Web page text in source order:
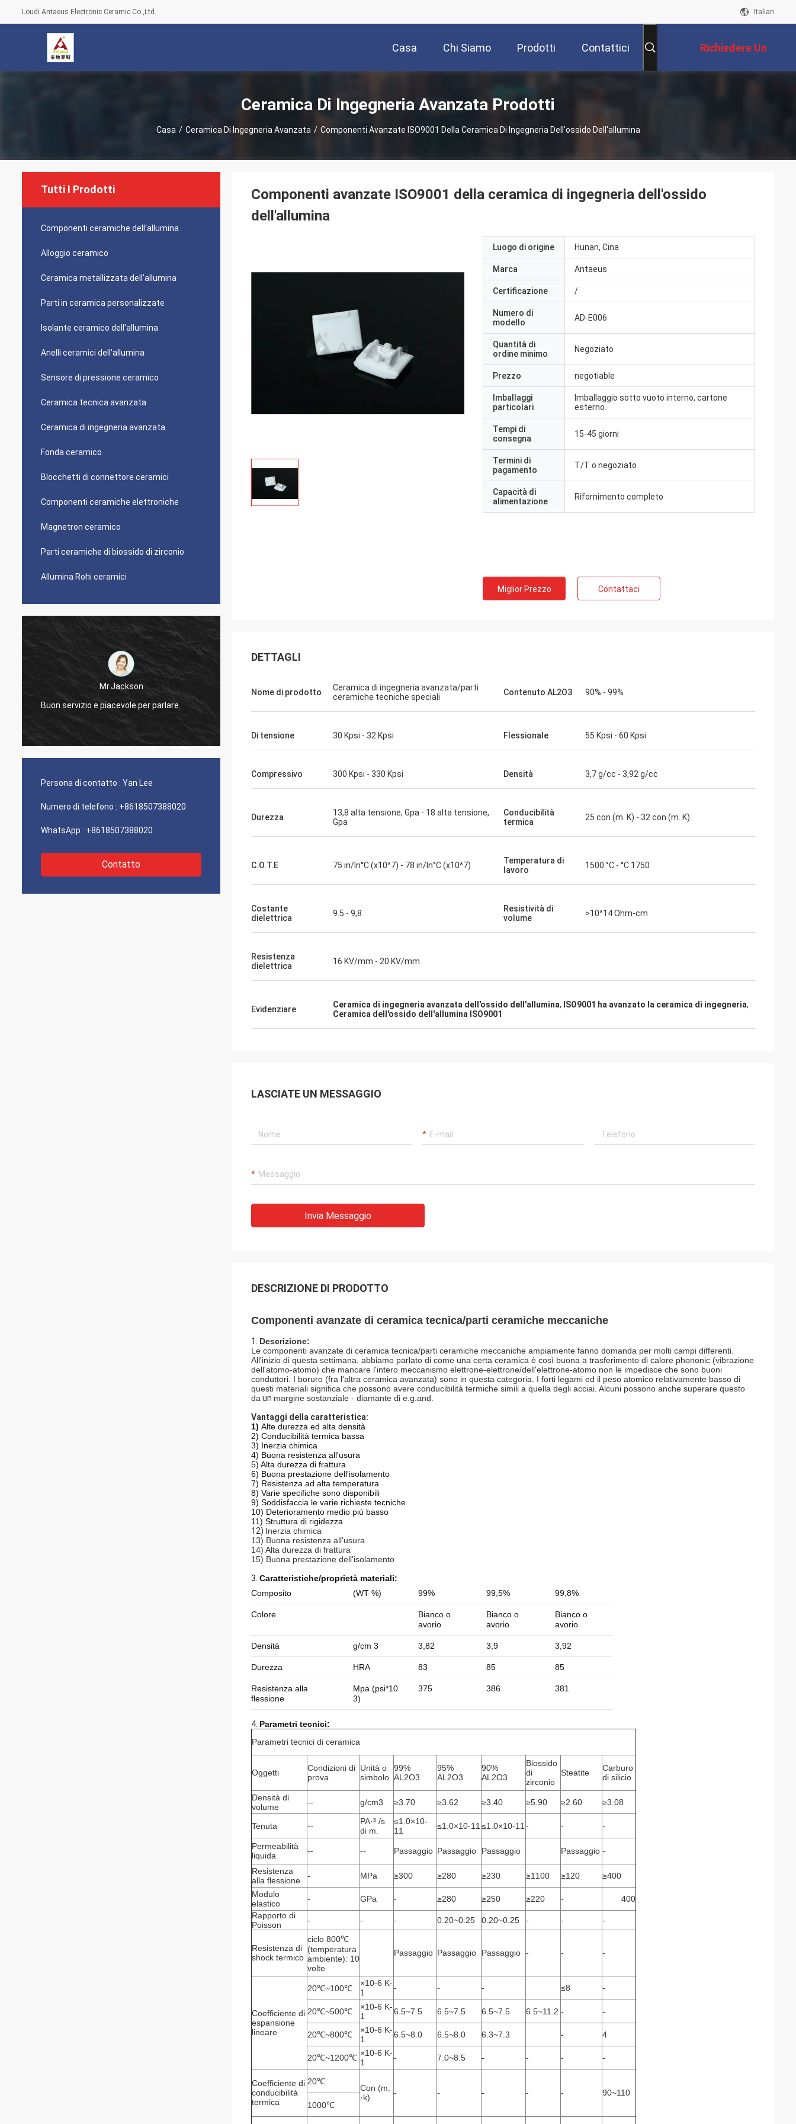
Loudi Antaeus Electronic Ceramic Co.,Ltd. Italian
Casa Chi Siamo Prodotti Contattici Richiedere Un
Preventivo
Ceramica Di Ingegneria Avanzata Prodotti
Casa / Ceramica Di Ingegneria Avanzata / Componenti Avanzate ISO9001 Della Ceramica Di Ingegneria Dell'ossido Dell'allumina
Tutti I Prodotti
Componenti ceramiche dell'allumina
Alloggio ceramico
Ceramica metallizzata dell'allumina
Parti in ceramica personalizzate
Isolante ceramico dell'allumina
Anelli ceramici dell'allumina
Sensore di pressione ceramico
Ceramica tecnica avanzata
Ceramica di ingegneria avanzata
Fonda ceramico
Blocchetti di connettore ceramici
Componenti ceramiche elettroniche
Magnetron ceramico
Parti ceramiche di biossido di zirconio
Allumina Rohi ceramici
Mr.Jackson
Buon servizio e piacevole per parlare.
Mr.Farn
Persona di contatto : Yan Lee
Numero di telefono : +8618507388020
WhatsApp : +8618507388020
Contatto
Componenti avanzate ISO9001 della ceramica di ingegneria dell'ossido
dell'allumina
Luogo di origine Hunan, Cina
Marca Antaeus
Certificazione /
Numero di
modello
AD-E006
Quantità di
ordine minimo
Negoziato
Prezzo negotiable
Imballaggi
particolari
Imballaggio sotto vuoto interno, cartone
esterno.
Tempi di
consegna
15-45 giorni
Termini di
pagamento
T/T o negoziato
Capacità di
alimentazione
Rifornimento completo
Miglior Prezzo Contattaci
DETTAGLI
Nome di prodotto
Ceramica di ingegneria avanzata/parti
ceramiche tecniche speciali
Contenuto AL2O3 90% - 99%
Di tensione 30 Kpsi - 32 Kpsi Flessionale 55 Kpsi - 60 Kpsi
Compressivo 300 Kpsi - 330 Kpsi Densità 3,7 g/cc - 3,92 g/cc
Durezza
13,8 alta tensione, Gpa - 18 alta tensione,
Gpa
Conducibilità
termica
25 con (m. K) - 32 con (m. K)
C.O.T.E 75 in/In°C (x10^7) - 78 in/In°C (x10^7)
Temperatura di
lavoro
1500 °C - °C 1750
Costante
dielettrica
9.5 - 9,8
Resistività di
volume
>10^14 Ohm-cm
Resistenza
dielettrica
16 KV/mm - 20 KV/mm
Evidenziare Ceramica di ingegneria avanzata dell'ossido dell'allumina, ISO9001 ha avanzato la ceramica di ingegneria,
Ceramica dell'ossido dell'allumina ISO9001
LASCIATE UN MESSAGGIO
Invia Messaggio
DESCRIZIONE DI PRODOTTO
Componenti avanzate di ceramica tecnica/parti ceramiche meccaniche
1. Descrizione:
Le componenti avanzate di ceramica tecnica/parti ceramiche meccaniche ampiamente fanno domanda per molti campi differenti.
All'inizio di questa settimana, abbiamo parlato di come una certa ceramica è così buona a trasferimento di calore phononic (vibrazione
dell'atomo-atomo) che mancare l'intero meccanismo elettrone-elettrone/dell'elettrone-atomo non le impedisce che sono buoni
conduttori. I boruro (fra l'altra ceramica avanzata) sono in questa categoria. I forti legami ed il peso atomico relativamente basso di
questi materiali significa che possono avere conducibilità termiche simili a quella degli acciai. Alcuni possono anche superare questo
da un margine sostanziale - diamante di e.g.and
Vantaggi della caratteristica:
1) Alte durezza ed alta densità
2) Conducibilità termica bassa
3) Inerzia chimica
4) Buona resistenza all'usura
5) Alta durezza di frattura
6) Buona prestazione dell'isolamento
7) Resistenza ad alta temperatura
8) Varie specifiche sono disponibili
9) Soddisfaccia le varie richieste tecniche
10) Deterioramento medio più basso
11) Struttura di rigidezza
12) Inerzia chimica
13) Buona resistenza all'usura
14) Alta durezza di frattura
15) Buona prestazione dell'isolamento
3. Caratteristiche/proprietà materiali:
Composito
(WT %) 99% 99,5% 99,8%
Colore
Bianco o
avorio
Bianco o
avorio
Bianco o
avorio
Densità g/cm 3 3,82 3,9 3,92
Durezza HRA 83 85 85
Resistenza alla
flessione
Mpa (psi*10
3)
375 386 381
4. Parametri tecnici:
Parametri tecnici di ceramica
Oggetti
Condizioni di
prova
Unità o
simbolo
99%
AL2O3
95%
AL2O3
90%
AL2O3
Biossido
di
zirconio
Steatite
Carburo
di silicio
Densità di
volume
-- g/cm3 ≥3.70 ≥3.62 ≥3.40 ≥5.90 ≥2.60 ≥3.08
Tenuta --
PA·³ /s
di m.
≤1.0×10-
11
≤1.0×10-11 ≤1.0×10-11 - - -
Permeabilità
liquida
-- -- Passaggio Passaggio Passaggio Passaggio -
Resistenza
alla flessione
- MPa ≥300 ≥280 ≥230 ≥1100 ≥120
≥400
Modulo
elastico
- GPa - ≥280 ≥250 ≥220 -
400
Rapporto di
Poisson
- - - 0.20~0.25 0.20~0.25 - - -
Resistenza di
shock termico
ciclo 800℃
(temperatura
ambiente): 10
volte
Passaggio Passaggio Passaggio - - -
Coefficiente di
espansione
lineare
20℃~100℃
×10-6 K-
1
- - - ≤8 -
20℃~500℃
×10-6 K-
1
6.5~7.5 6.5~7.5 6.5~7.5 6.5~11.2 - -
20℃~800℃
×10-6 K-
1
6.5~8.0 6.5~8.0 6.3~7.3 - 4
20℃~1200℃ ×10-6 K-
1
- 7.0~8.5 - - - -
Coefficiente di
conducibilità
termica
20℃
Con (m.
·k)
- - - - -
90~110
1000℃